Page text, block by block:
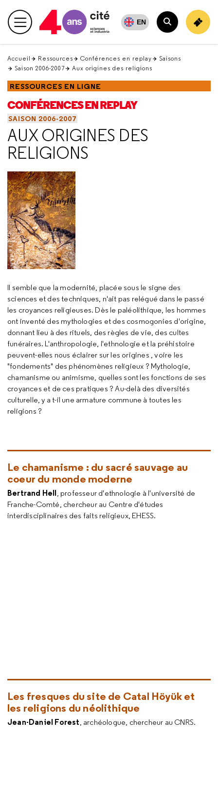
en
haut Menu principal EN
Rechercher
Accueil Ressources Conférences en replay
Saisons
Saison 2006-2007
Aux origines des religions
RESSOURCES EN LIGNE
CONFÉRENCES EN REPLAY
SAISON 2006-2007
AUX ORIGINES DES
RELIGIONS
Il semble que la modernité, placée sous le signe des
sciences et des techniques, n'ait pas relégué dans le passé
les croyances religieuses. Dès le paléolithique, les hommes
ont inventé des mythologies et des cosmogonies d'origine,
donnant lieu à des rituels, des règles de vie, des cultes
funéraires. L'anthropologie, l'ethnologie et la préhistoire
peuvent-elles nous éclairer sur les origines , voire les
"fondements" des phénomènes religieux ? Mythologie,
chamanisme ou animisme, quelles sont les fonctions de ses
croyances et de ces pratiques ? Au-delà des diversités
culturelle, y a t-il une armature commune à toutes les
religions ?
Le chamanisme : du sacré sauvage au
coeur du monde moderne
Bertrand Hell, professeur d'ethnologie à l'université de
Franche-Comté, chercheur au Centre d'études
interdisciplinaires des faits religieux, EHESS.
Les fresques du site de Catal Höyük et
les religions du néolithique
Jean-Daniel Forest, archéologue, chercheur au CNRS.